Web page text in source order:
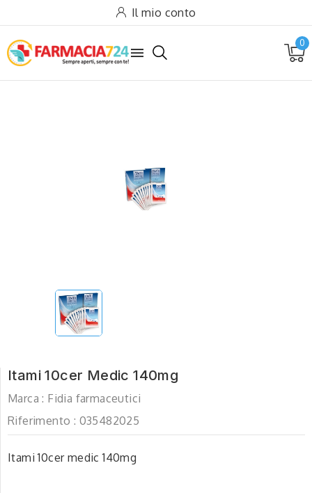
Il mio conto

0
Itami 10cer Medic 140mg
Marca : Fidia farmaceutici
Riferimento : 035482025
Itami 10cer medic 140mg